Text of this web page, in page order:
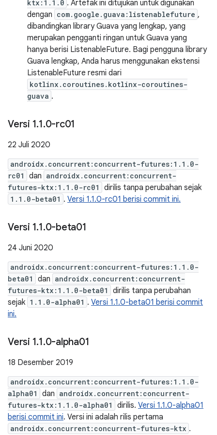
ktx:1.1.0 . Artefak ini ditujukan untuk digunakan
dengan com.google.guava:listenablefuture ,
dibandingkan library Guava yang lengkap, yang
merupakan pengganti ringan untuk Guava yang
hanya berisi ListenableFuture. Bagi pengguna library
Guava lengkap, Anda harus menggunakan ekstensi
ListenableFuture resmi dari
kotlinx.coroutines.kotlinx-coroutines-
guava .
Versi 1.1.0-rc01
22 Juli 2020
androidx.concurrent:concurrent-futures:1.1.0-
rc01
dan androidx.concurrent:concurrent-
futures-ktx:1.1.0-rc01
dirilis tanpa perubahan sejak
1.1.0-beta01 . Versi 1.1.0-rc01 berisi commit ini.
Versi 1.1.0-beta01
24 Juni 2020
androidx.concurrent:concurrent-futures:1.1.0-
beta01
dan androidx.concurrent:concurrent-
futures-ktx:1.1.0-beta01
dirilis tanpa perubahan
sejak 1.1.0-alpha01 . Versi 1.1.0-beta01 berisi commit
ini.
Versi 1.1.0-alpha01
18 Desember 2019
androidx.concurrent:concurrent-futures:1.1.0-
alpha01
dan androidx.concurrent:concurrent-
futures-ktx:1.1.0-alpha01
dirilis. Versi 1.1.0-alpha01
berisi commit ini. Versi ini adalah rilis pertama
androidx.concurrent:concurrent-futures-ktx .